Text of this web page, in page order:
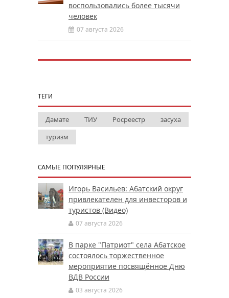
воспользовались более тысячи
человек
07 августа 2026
ТЕГИ
Дамате ТИУ Росреестр
засуха
туризм
САМЫЕ ПОПУЛЯРНЫЕ
Игорь Васильев: Абатский округ
привлекателен для инвесторов и
туристов (Видео)
07 августа 2026
В парке "Патриот" села Абатское
состоялось торжественное
мероприятие посвящённое Дню
ВДВ России
03 августа 2026